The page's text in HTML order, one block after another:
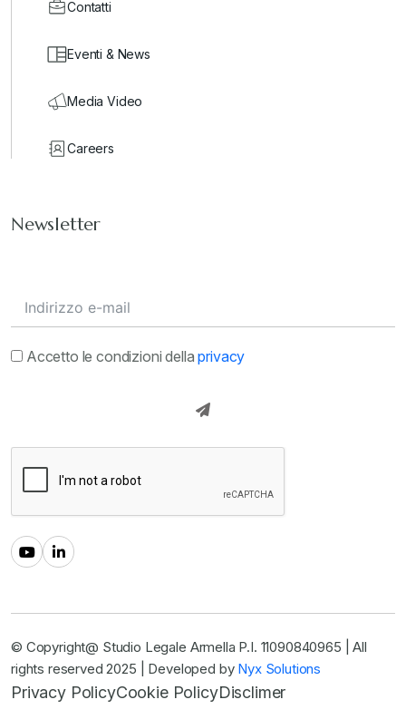
Contatti
Eventi & News
Media Video
Careers
Newsletter
Accetto le condizioni dellaprivacy
© Copyright@ Studio Legale Armella P.I. 11090840965 | All
rights reserved 2025 | Developed by Nyx Solutions
Privacy PolicyCookie PolicyDisclimer